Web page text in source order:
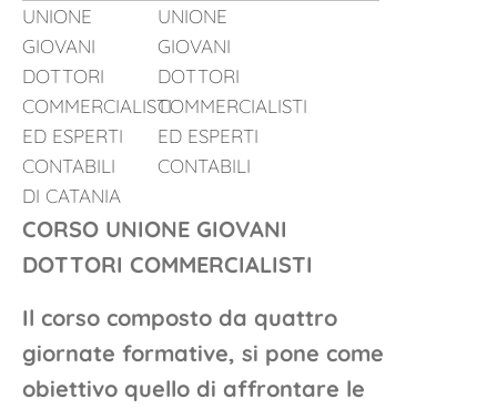
UNIONE
GIOVANI
DOTTORI
COMMERCIALISTI
ED ESPERTI
CONTABILI
DI CATANIA
UNIONE
GIOVANI
DOTTORI
COMMERCIALISTI
ED ESPERTI
CONTABILI
CORSO UNIONE GIOVANI
DOTTORI COMMERCIALISTI
Il corso composto da quattro
giornate formative, si pone come
obiettivo quello di affrontare le